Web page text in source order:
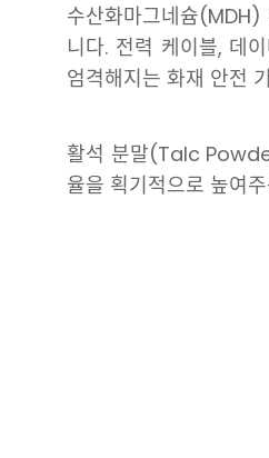
수산화마그네슘(MDH)
니다. 전력 케이블, 데
엄격해지는 화재 안전
활석 분말(Talc
율을 획기적으로 높여